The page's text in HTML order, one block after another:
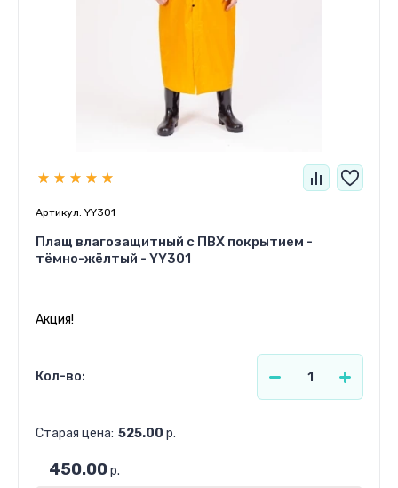
Артикул: YY301
Плащ влагозащитный c ПВХ покрытием -
тёмно-жёлтый - YY301
Акция!
Кол-во:
Старая цена: 525.00 р.
450.00р.